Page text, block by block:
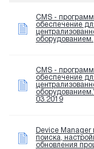
CMS -
обеспечение
оборудованием.
CMS -
обеспечение
03.2019
Device
поиска,
обновления